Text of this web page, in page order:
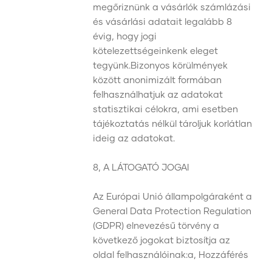
megőriznünk a vásárlók számlázási
és vásárlási adatait legalább 8
évig, hogy jogi
kötelezettségeinkenk eleget
tegyünk.Bizonyos körülmények
között anonimizált formában
felhasználhatjuk az adatokat
statisztikai célokra, ami esetben
tájékoztatás nélkül tároljuk korlátlan
ideig az adatokat.
8, A LÁTOGATÓ JOGAI
Az Európai Unió állampolgáraként a
General Data Protection Regulation
(GDPR) elnevezésű törvény a
következő jogokat biztosítja az
oldal felhasználóinak:a, Hozzáférés